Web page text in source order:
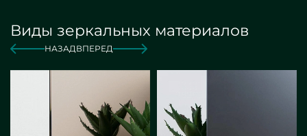
Виды зеркальных материалов
НАЗАДВПЕРЕД